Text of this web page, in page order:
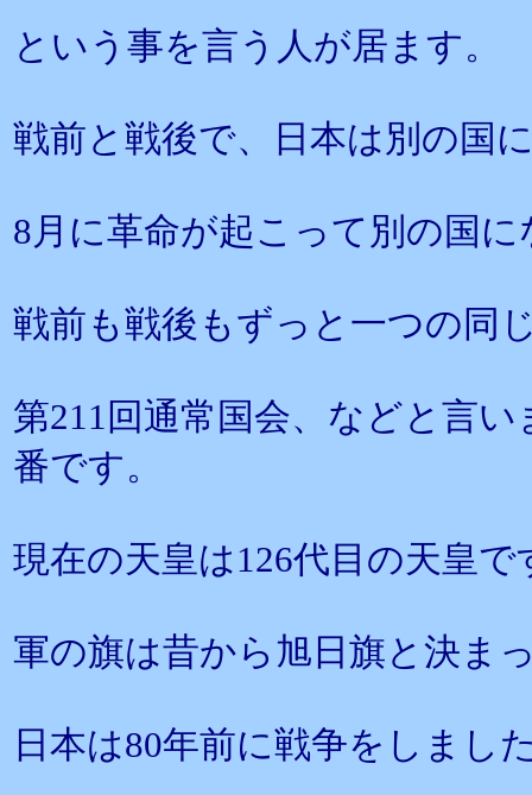
という事を言う人が居ます。
戦前と戦後で、日本は別の国
8月に革命が起こって別の国
戦前も戦後もずっと一つの同
第211回通常国会、などと言
番です。
現在の天皇は126代目の天皇で
軍の旗は昔から旭日旗と決ま
日本は80年前に戦争をしまし